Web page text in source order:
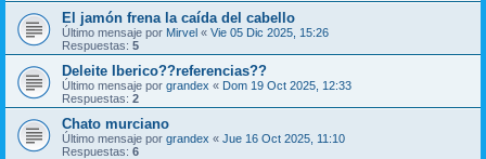
El jamón frena la caída del cabello
Último mensaje por Mirvel « Vie 05 Dic 2025, 15:26
Respuestas: 5
Deleite Iberico??referencias??
Último mensaje por grandex « Dom 19 Oct 2025, 12:33
Respuestas: 2
Chato murciano
Último mensaje por grandex « Jue 16 Oct 2025, 11:10
Respuestas: 6